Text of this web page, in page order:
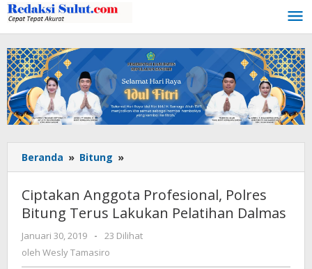
Lewati
ke
konten
Beranda » Bitung »
Anggota
Profesional,
Polres
Bitung
Terus
Ciptakan Anggota Profesional, Polres
Bitung Terus Lakukan Pelatihan Dalmas
Januari 30, 2019
oleh
Wesly
-
23 Dilihat
oleh Wesly Tamasiro